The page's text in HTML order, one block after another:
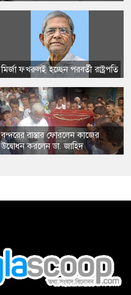
​মির্জা ফখরুলই হচ্ছেন পরবর্তী রাষ্ট্রপতি
​বন্দরের রাস্তার ফোরলেন কাজের
উদ্বোধন করলেন ডা. জাহিদ